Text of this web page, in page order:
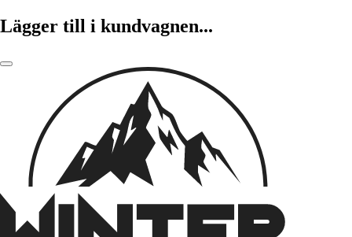
Lägger till i kundvagnen...